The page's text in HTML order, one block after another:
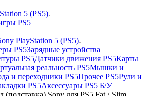
5 (PS5)
PS5
PlayStation 5 (PS5)
PS5Зарядные устройства
PS5Датчики движения PS5Карты
реальность PS5Мышки и
и переходники PS5Прочее PS5Рули и
PS5Аксессуары PS5 Б/У